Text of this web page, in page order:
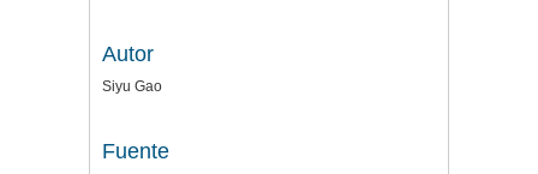
Autor
Siyu Gao
Fuente